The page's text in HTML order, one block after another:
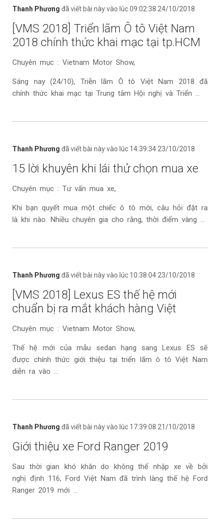
Thanh Phương đã viết bài này vào lúc 09:02:38 24/10/2018
[VMS 2018] Triển lãm Ô tô Việt Nam
2018 chính thức khai mạc tại tp.HCM
Chuyên mục : Vietnam Motor Show,
Sáng nay (24/10), Triễn lãm Ô tô Việt Nam 2018 đã
chính thức khai mạc tại Trung tâm Hội nghị và Triển ...
Thanh Phương đã viết bài này vào lúc 14:39:34 23/10/2018
15 lời khuyên khi lái thử chọn mua xe
Chuyên mục : Tư vấn mua xe,
Khi bạn quyết mua một chiếc ô tô mới, câu hỏi đặt ra
là khi nào. Nhiều chuyên gia cho rằng, thời điểm vàng ...
Thanh Phương đã viết bài này vào lúc 10:38:04 23/10/2018
[VMS 2018] Lexus ES thế hệ mới
chuẩn bị ra mắt khách hàng Việt
Chuyên mục : Vietnam Motor Show,
Thế hệ mới của mẫu sedan hạng sang Lexus ES sẽ
được chính thức giới thiệu tại triển lãm ô tô Việt Nam
diễn ra vào ...
Thanh Phương đã viết bài này vào lúc 17:39:08 21/10/2018
Giới thiệu xe Ford Ranger 2019
Sau thời gian khó khăn do không thể nhập xe về bởi
nghị định 116, Ford Việt Nam đã trình làng thế hệ Ford
Ranger 2019 mới ...